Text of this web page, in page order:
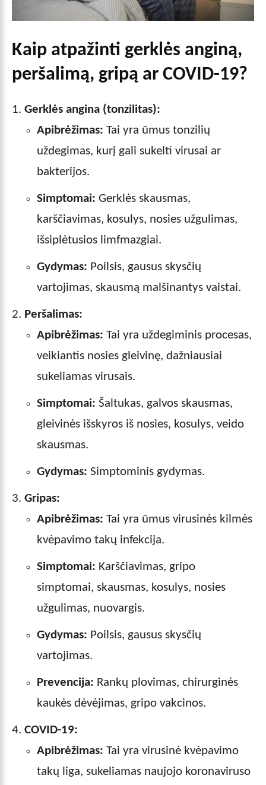
Kaip atpažinti gerklės anginą,
peršalimą, gripą ar COVID-19?
Gerklės angina (tonzilitas):
Apibrėžimas: Tai yra ūmus tonzilių
uždegimas, kurį gali sukelti virusai ar
bakterijos.
Simptomai: Gerklės skausmas,
karščiavimas, kosulys, nosies užgulimas,
išsiplėtusios limfmazgiai.
Gydymas: Poilsis, gausus skysčių
vartojimas, skausmą malšinantys vaistai.
Peršalimas:
Apibrėžimas: Tai yra uždegiminis procesas,
veikiantis nosies gleivinę, dažniausiai
sukeliamas virusais.
Simptomai: Šaltukas, galvos skausmas,
gleivinės išskyros iš nosies, kosulys, veido
skausmas.
Gydymas: Simptominis gydymas.
Gripas:
Apibrėžimas: Tai yra ūmus virusinės kilmės
kvėpavimo takų infekcija.
Simptomai: Karščiavimas, gripo
simptomai, skausmas, kosulys, nosies
užgulimas, nuovargis.
Gydymas: Poilsis, gausus skysčių
vartojimas.
Prevencija: Rankų plovimas, chirurginės
kaukės dėvėjimas, gripo vakcinos.
COVID-19:
Apibrėžimas: Tai yra virusinė kvėpavimo
takų liga, sukeliamas naujojo koronaviruso